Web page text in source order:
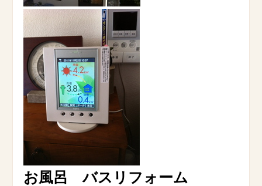
お風呂 バスリフォーム